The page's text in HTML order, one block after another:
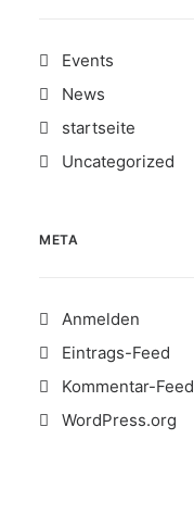
Events
News
startseite
Uncategorized
META
Anmelden
Eintrags-Feed
Kommentar-Feed
WordPress.org